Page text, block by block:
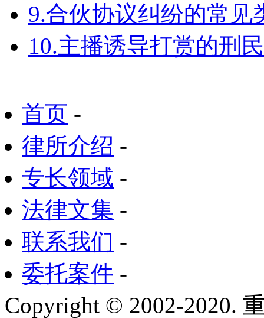
9.合伙协议纠纷的常见
10.主播诱导打赏的刑
首页 -
律所介绍 -
专长领域 -
法律文集 -
联系我们 -
委托案件 -
Copyright © 2002-2020.